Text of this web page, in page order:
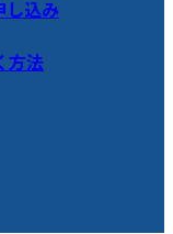
し込み
方法